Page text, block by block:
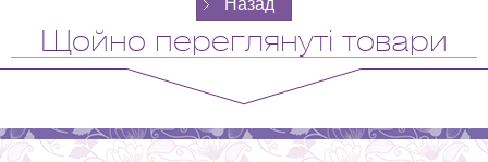
Щойно переглянуті товари